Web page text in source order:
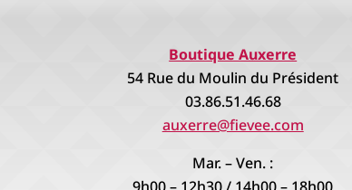
Boutique Auxerre
54 Rue du Moulin du Président
03.86.51.46.68
auxerre@fievee.com
Mar. – Ven. :